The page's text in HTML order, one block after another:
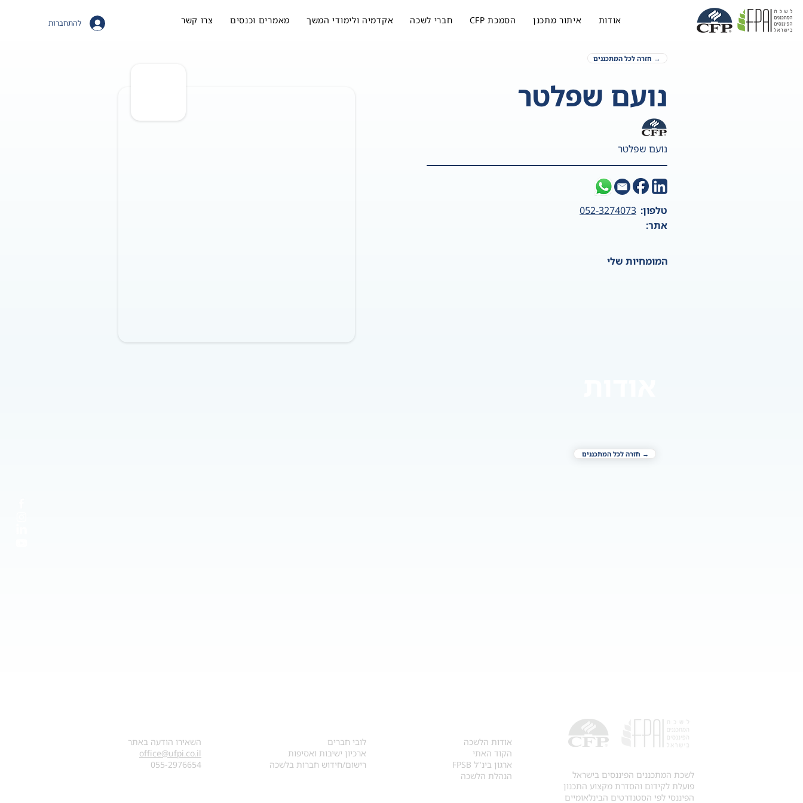
להתחברות אודות איתור מתכנן הסמכת CFP חברי לשכה אקדמיה ולימודי המשך מאמרים וכנסים צרו קשר
→ חזרה לכל המתכננים
נועם שפלטר
נועם שפלטר
טלפון: 052-3274073
אתר:
המומחיות שלי
→ חזרה לכל המתכננים
לשכת המתכננים הפיננסים בישראל
פועלת לקידום והסדרת מקצוע התכנון
הפיננסי לפי הסטנדרטים הבינלאומיים
​אודות הלשכה
הקוד האתי
ארגון בינ"ל FPSB
הנהלת הלשכה
לובי חברים
ארכיון ישיבות ואסיפות
רישום/חידוש חברות בלשכה
השאירו הודעה באתר
office@ufpi.co.il
​055-2976654